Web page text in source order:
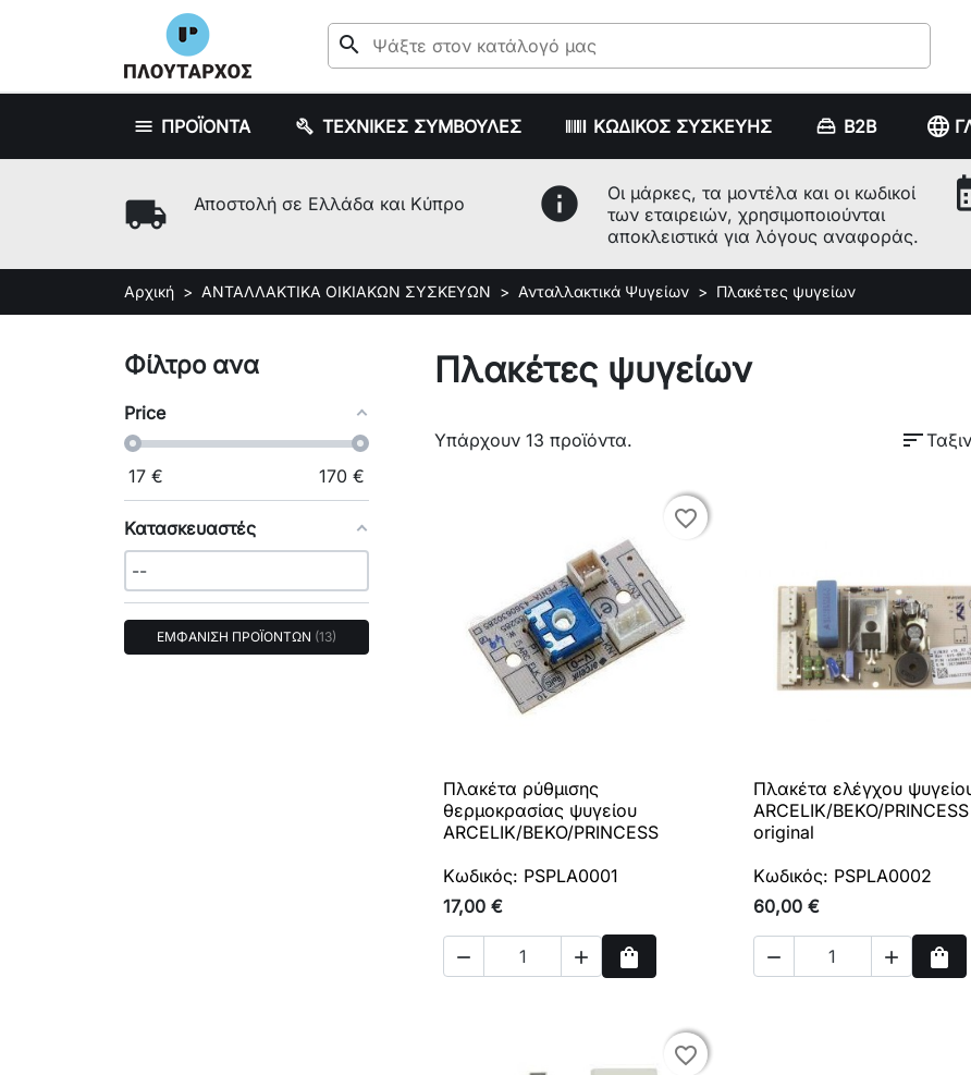
search
ΠΡΟΪΟΝΤΑ ΤΕΧΝΙΚΕΣ ΣΥΜΒΟΥΛΕΣ ΚΩΔΙΚΟΣ ΣΥΣΚΕΥΗΣ B2B language
local_shipping Αποστολή σε Ελλάδα και Κύπρο info
Οι μάρκες, τα μοντέλα και οι κωδικοί
των εταιρειών, χρησιμοποιούνται
αποκλειστικά για λόγους αναφοράς.
Αρχική ΑΝΤΑΛΛΑΚΤΙΚΑ ΟΙΚΙΑΚΩΝ ΣΥΣΚΕΥΩΝ Ανταλλακτικά Ψυγείων Πλακέτες ψυγείων
Φίλτρο ανα
Price
17 € 170 €
Κατασκευαστές
ΕΜΦΑΝΙΣΗ ΠΡΟΪΟΝΤΩΝ 13
Πλακέτες ψυγείων
Υπάρχουν 13 προϊόντα. sort
favorite_border
favorite_border
 Γρήγορη προβολή
Πλακέτα ρύθμισης
θερμοκρασίας ψυγείου
ARCELIK/BEKO/PRINCESS
Κωδικός: PSPLA0001
17,00 €
  shopping_bag
Αγορά
 Γρήγορη
Πλακέτα ελέγχου
ARCELIK/BEKO/PRINCESS
original
Κωδικός: PSPLA0002
60,00 €
  shopping_bag
favorite_border
favorite_border